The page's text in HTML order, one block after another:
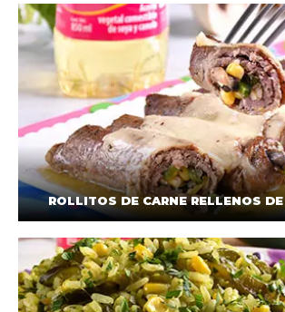
ROLLITOS DE CARNE RELLENOS